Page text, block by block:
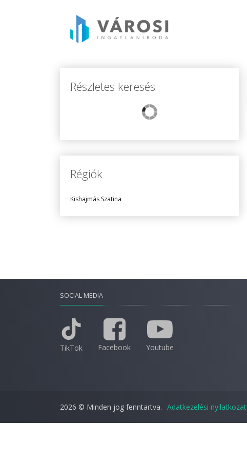
Részletes keresés
Régiók
Kishajmás Szatina
SOCIAL MEDIA
TikTok Facebook Youtube
2026 © Minden jog fenntartva. Adatkezelési nyilatkozat